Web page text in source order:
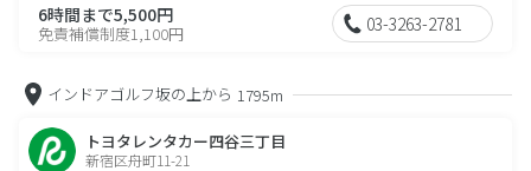
6時間まで5,500円
免責補償制度1,100円 03-3263-2781
インドアゴルフ坂の上から 1795m
トヨタレンタカー四谷三丁目
新宿区舟町11-21